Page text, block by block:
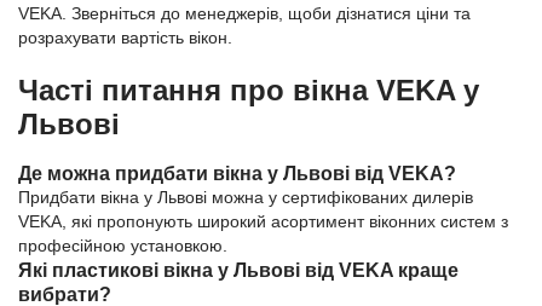
VEKA. Зверніться до менеджерів, щоби дізнатися ціни та
розрахувати вартість вікон.
Часті питання про вікна VEKA у
Львові
Де можна придбати вікна у Львові від VEKA?
Придбати вікна у Львові можна у сертифікованих дилерів
VEKA, які пропонують широкий асортимент віконних систем з
професійною установкою.
Які пластикові вікна у Львові від VEKA краще
вибрати?